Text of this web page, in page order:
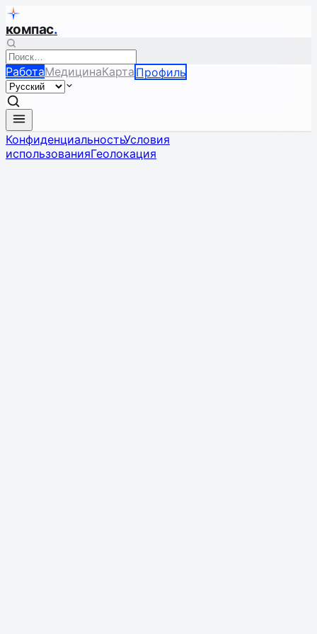
компас.
РаботаМедицинаКарта Профиль
КонфиденциальностьУсловия
использованияГеолокация